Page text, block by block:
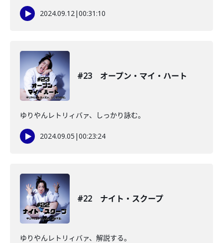
2024.09.12|00:31:10
#23 オープン・マイ・ハート
ゆりやんレトリィバァ、しっかり詠む。
2024.09.05 |00:23:24
#22 ナイト・スクープ
ゆりやんレトリィバァ、解説する。